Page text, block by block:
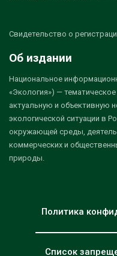
Свидетельство о
Об издании
Национальное
«Экология») —
актуальную и объективную
экологической ситуации в
окружающей среды,
коммерческих и
природы.
Политика
Список